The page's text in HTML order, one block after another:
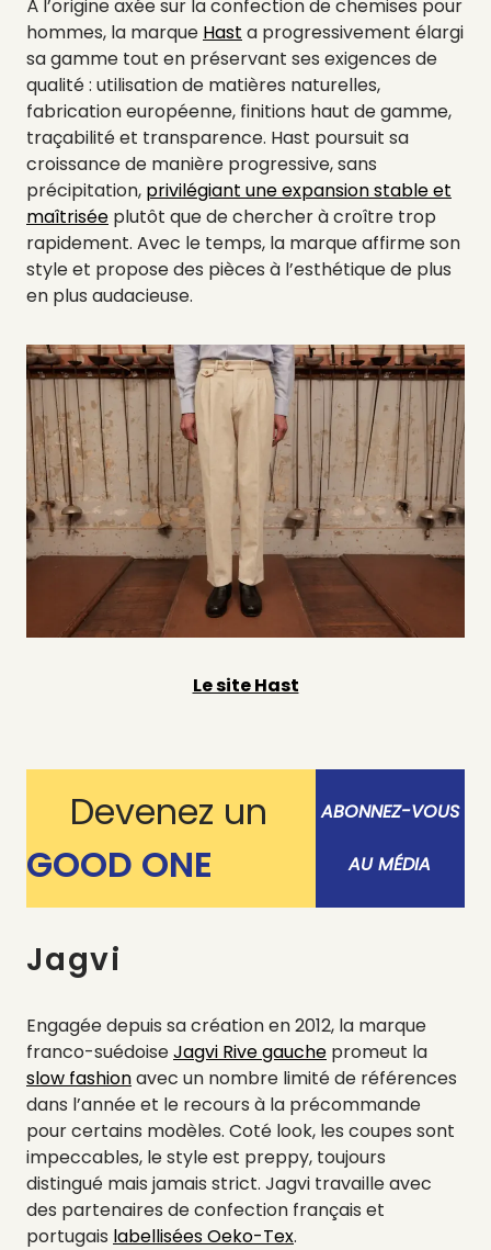
À l’origine axée sur la confection de chemises pour
hommes, la marque Hast a progressivement élargi
sa gamme tout en préservant ses exigences de
qualité : utilisation de matières naturelles,
fabrication européenne, finitions haut de gamme,
traçabilité et transparence. Hast poursuit sa
croissance de manière progressive, sans
précipitation, privilégiant une expansion stable et
maîtrisée plutôt que de chercher à croître trop
rapidement. Avec le temps, la marque affirme son
style et propose des pièces à l’esthétique de plus
en plus audacieuse.
Le site Hast
Devenez un
GOOD ONE
ABONNEZ-VOUS
AU MÉDIA
Jagvi
Engagée depuis sa création en 2012, la marque
franco-suédoiseJagvi Rive gauche promeut la
slow fashionavec un nombre limité de références
dans l’année et le recours à la précommande
pour certains modèles. Coté look, les coupes sont
impeccables, le style est preppy, toujours
distingué mais jamais strict. Jagvi travaille avec
des partenaires de confection français et
portugais labellisées Oeko-Tex.